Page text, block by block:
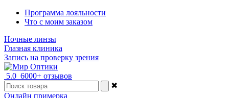
Программа лояльности
Что с моим заказом
Ночные линзы
Глазная клиника
Запись на проверку зрения
5.0 6000+ отзывов
✖
Онлайн примерка